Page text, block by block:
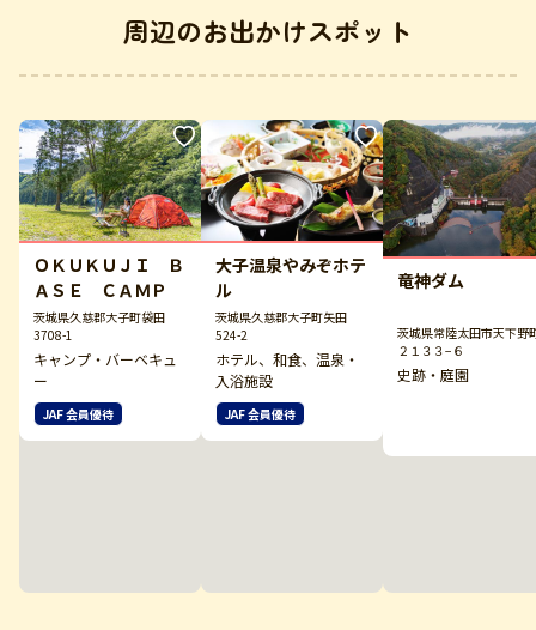
周辺のお出かけスポット
ＯＫＵＫＵＪＩ Ｂ
ＡＳＥ ＣＡＭＰ
茨城県久慈郡大子町袋田
3708-1
キャンプ・バーベキュ
ー
JAF 会員優待
大子温泉やみぞホテ
ル
茨城県久慈郡大子町矢田
524-2
ホテル、和食、温泉・
入浴施設
JAF 会員優待
竜神ダム
茨城県常陸太田市天下野
２１３３−６
史跡・庭園